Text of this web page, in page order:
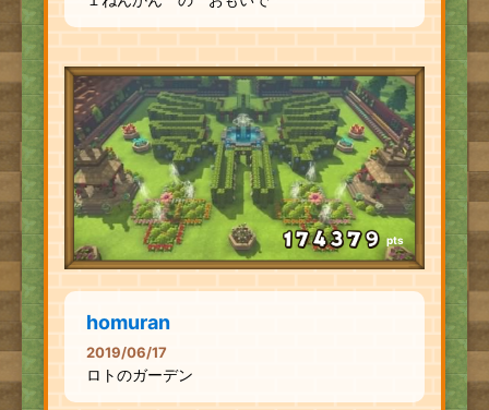
pts
homuran
2019/06/17
ロトのガーデン